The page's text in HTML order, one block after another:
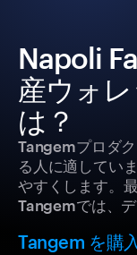
Napoli
産ウォ
は？
Tangemプロダ
る人に適してい
やすくします。
Tangemでは、
Tangem を購